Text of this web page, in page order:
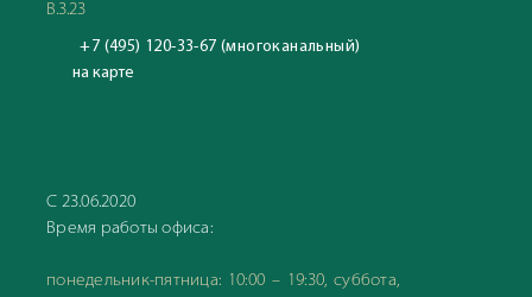
В.3.23
+7 (495) 120-33-67 (многоканальный)
на карте
С 23.06.2020
Время работы офиса:
понедельник-пятница: 10:00 – 19:30, суббота,